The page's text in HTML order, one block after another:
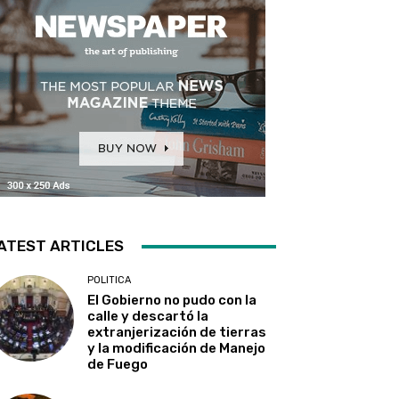
ARTICLES
POLITICA
El Gobierno no pudo con la
calle y descartó la
extranjerización de tierras
y la modificación de Manejo
de Fuego